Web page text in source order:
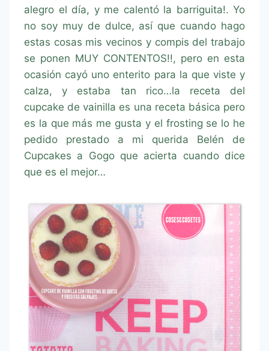
alegro el día, y me calentó la barriguita!. Yo
no soy muy de dulce, así que cuando hago
estas cosas mis vecinos y compis del trabajo
se ponen MUY CONTENTOS!!, pero en esta
ocasión cayó uno enterito para la que viste y
calza, y estaba tan rico…la receta del
cupcake de vainilla es una receta básica pero
es la que más me gusta y el frosting se lo he
pedido prestado a mi querida Belén de
Cupcakes a Gogo que acierta cuando dice
que es el mejor…